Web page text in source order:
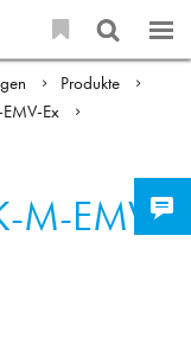
Produkte
Ex
M-EMV-